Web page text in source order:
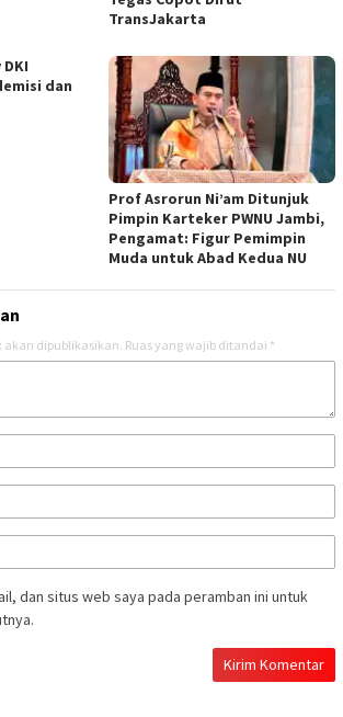
TransJakarta
dan
Prof Asrorun Ni’am Ditunjuk
Pimpin Karteker PWNU Jambi,
Pengamat: Figur Pemimpin
Muda untuk Abad Kedua NU
dipublikasikan. Ruas yang wajib ditandai *
dan situs web saya pada peramban ini untuk